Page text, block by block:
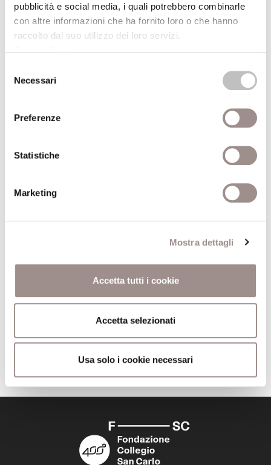
pubblicità e social media, i quali potrebbero combinarle
con altre informazioni che ha fornito loro o che hanno
raccolto dal suo utilizzo dei loro servizi.
delNecessari
Preferenze
Statistiche
Marketing
Mostra dettagli
Accetta tutti i cookie
Accetta selezionati
Usa solo i cookie necessari
Dati aggiuntivi
Autore
teoretica - Università di
recensione
222
Editore Città Nuova